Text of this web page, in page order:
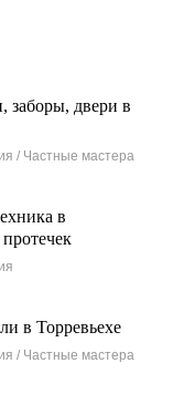
заборы, двери в
/ Частные мастера
в
в Торревьехе
/ Частные мастера